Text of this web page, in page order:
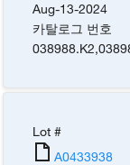
Aug-13-2024
카탈로그 번호
038988.K2,
Lot #
A0433938